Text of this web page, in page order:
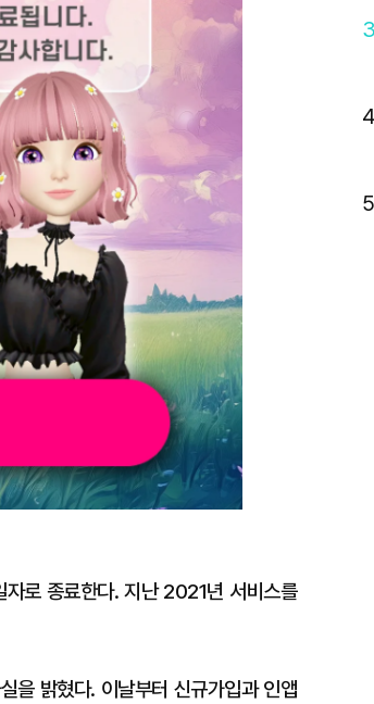
로 종료한다. 지난 2021년 서비스를
을 밝혔다. 이날부터 신규가입과 인앱
3
4
5